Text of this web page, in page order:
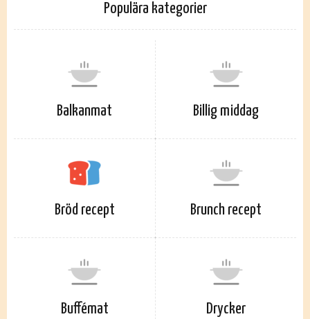
Populära kategorier
Balkanmat Billig middag
Bröd recept Brunch recept
Buffémat Drycker